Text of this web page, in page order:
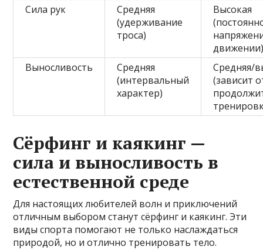
Сила рук
Средняя
(удерживание
троса)
Высокая
Выносливость
Средняя
(интервальный
характер)
Средняя/
(зависит
Сёрфинг и каякинг —
сила и выносливость в
естественной среде
Для настоящих любителей волн и приключений
отличным выбором станут сёрфинг и каякинг. Эти
виды спорта помогают не только наслаждаться
природой, но и отлично тренировать тело.